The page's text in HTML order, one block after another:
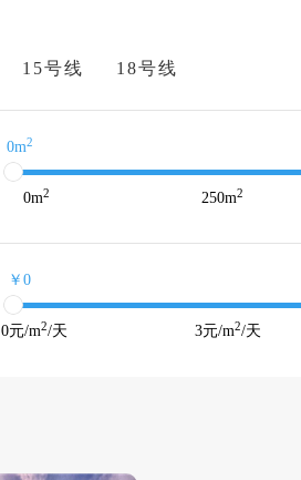
15号线 18号线
0m2
0m2 250m2
￥0
0元/m2/天 3元/m2/天